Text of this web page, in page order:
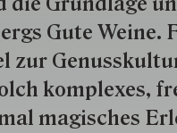
Gute Weine.
zur
kom­plexes,
ma­gisch­es